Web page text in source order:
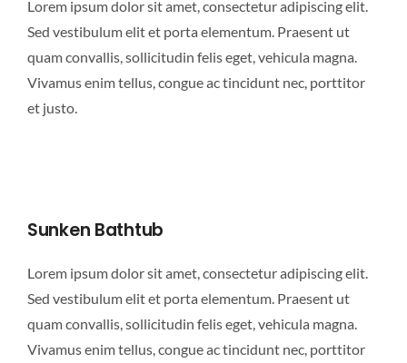
Lorem ipsum dolor sit amet, consectetur adipiscing elit.
Sed vestibulum elit et porta elementum. Praesent ut
quam convallis, sollicitudin felis eget, vehicula magna.
Vivamus enim tellus, congue ac tincidunt nec, porttitor
et justo.
Sunken Bathtub
Lorem ipsum dolor sit amet, consectetur adipiscing elit.
Sed vestibulum elit et porta elementum. Praesent ut
quam convallis, sollicitudin felis eget, vehicula magna.
Vivamus enim tellus, congue ac tincidunt nec, porttitor